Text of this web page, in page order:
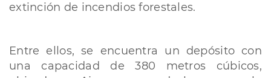
extinción de incendios forestales.
Entre ellos, se encuentra un depósito con
una capacidad de 380 metros cúbicos,